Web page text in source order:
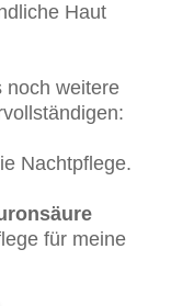
Haut
noch weitere
Nachtpflege.
für meine